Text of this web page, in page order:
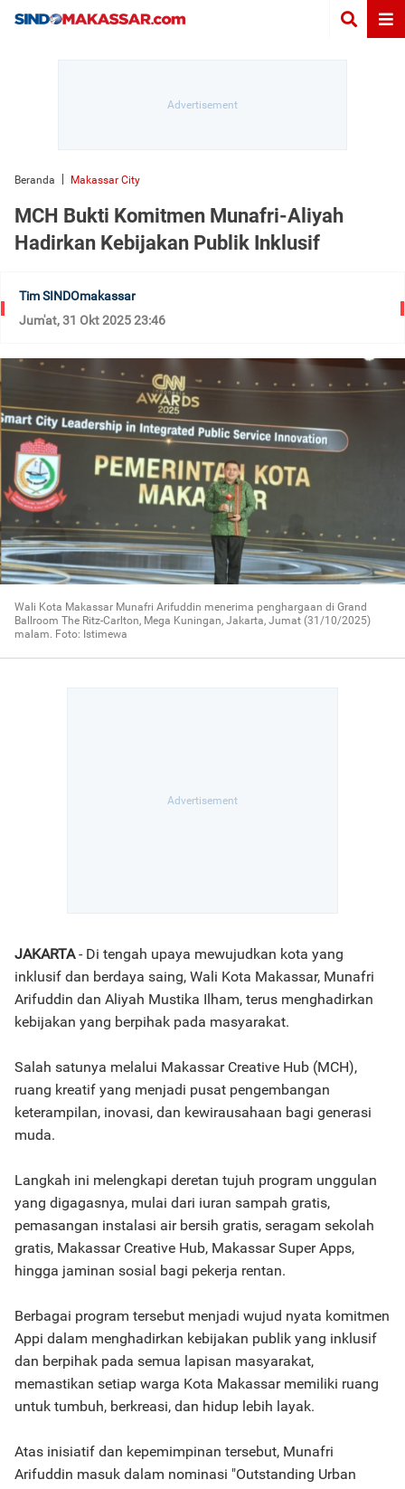
Beranda Makassar City
MCH Bukti Komitmen Munafri-Aliyah
Hadirkan Kebijakan Publik Inklusif
Tim SINDOmakassar
Jum'at, 31 Okt 2025 23:46
Wali Kota Makassar Munafri Arifuddin menerima penghargaan di Grand
Ballroom The Ritz-Carlton, Mega Kuningan, Jakarta, Jumat (31/10/2025)
malam. Foto: Istimewa
JAKARTA- Di tengah upaya mewujudkan kota yang
inklusif dan berdaya saing, Wali Kota Makassar, Munafri
Arifuddin dan Aliyah Mustika Ilham, terus menghadirkan
kebijakan yang berpihak pada masyarakat.
Salah satunya melalui Makassar Creative Hub (MCH),
ruang kreatif yang menjadi pusat pengembangan
keterampilan, inovasi, dan kewirausahaan bagi generasi
muda.
Langkah ini melengkapi deretan tujuh program unggulan
yang digagasnya, mulai dari iuran sampah gratis,
pemasangan instalasi air bersih gratis, seragam sekolah
gratis, Makassar Creative Hub, Makassar Super Apps,
hingga jaminan sosial bagi pekerja rentan.
Berbagai program tersebut menjadi wujud nyata komitmen
Appi dalam menghadirkan kebijakan publik yang inklusif
dan berpihak pada semua lapisan masyarakat,
memastikan setiap warga Kota Makassar memiliki ruang
untuk tumbuh, berkreasi, dan hidup lebih layak.
Atas inisiatif dan kepemimpinan tersebut, Munafri
Arifuddin masuk dalam nominasi "Outstanding Urban